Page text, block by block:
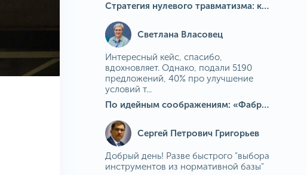
Стратегия нулевого травматизма: как ИИ-камеры Camkord снижают риск наезда на пешехода при работе на погрузчике
Светлана Власовец
Интересный кейс, спасибо,
вдохновляет. Однако, подали 5190
предложений, 40% про улучшение
условий т...
По идейным соображениям: «Фабрика идей» на МГОКе
Сергей Петрович Григорьев
Добрый день! Разве быстрого "выбора
инструментов из нормативной базы"